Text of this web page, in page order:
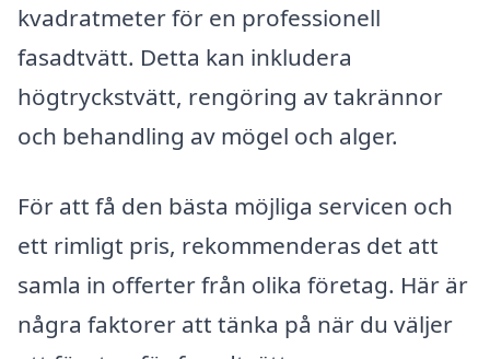
kvadratmeter för en professionell
fasadtvätt. Detta kan inkludera
högtryckstvätt, rengöring av takrännor
och behandling av mögel och alger.
För att få den bästa möjliga servicen och
ett rimligt pris, rekommenderas det att
samla in offerter från olika företag. Här är
några faktorer att tänka på när du väljer